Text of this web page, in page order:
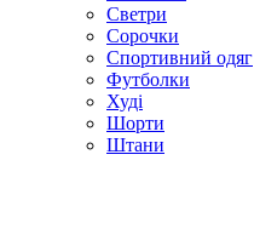
Светри
Сорочки
Спортивний одяг
Футболки
Худі
Шорти
Штани